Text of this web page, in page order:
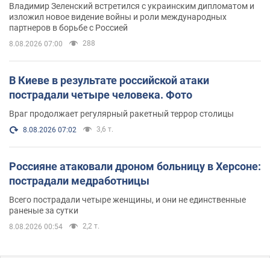
Владимир Зеленский встретился с украинским дипломатом и
изложил новое видение войны и роли международных
партнеров в борьбе с Россией
8.08.2026 07:00 288
В Киеве в результате российской атаки
пострадали четыре человека. Фото
Враг продолжает регулярный ракетный террор столицы
8.08.2026 07:02 3,6 т.
Россияне атаковали дроном больницу в Херсоне:
пострадали медработницы
Всего пострадали четыре женщины, и они не единственные
раненые за сутки
8.08.2026 00:54 2,2 т.